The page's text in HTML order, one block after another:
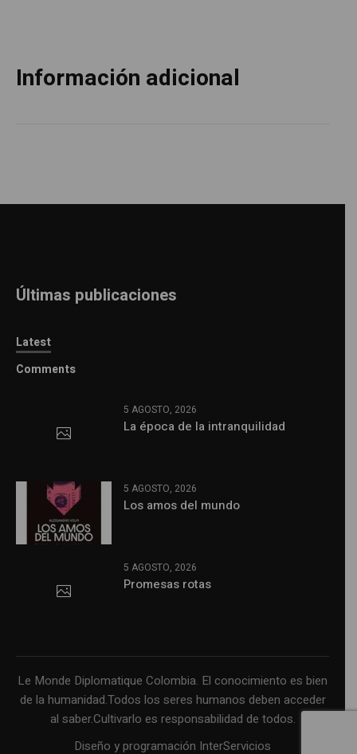
Información adicional
Últimas publicaciones
Latest
Comments
5 AGOSTO, 2026
La época de la intranquilidad
5 AGOSTO, 2026
Los amos del mundo
5 AGOSTO, 2026
Promesas rotas
Le Monde Diplomatique Colombia. El conocimiento es bien
de la humanidad.Todos los seres humanos deben acceder
al saber.Cultivarlo es responsabilidad de todos.
Diseño y programación InterServicios